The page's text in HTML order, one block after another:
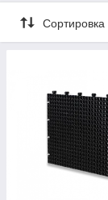
Сортировка